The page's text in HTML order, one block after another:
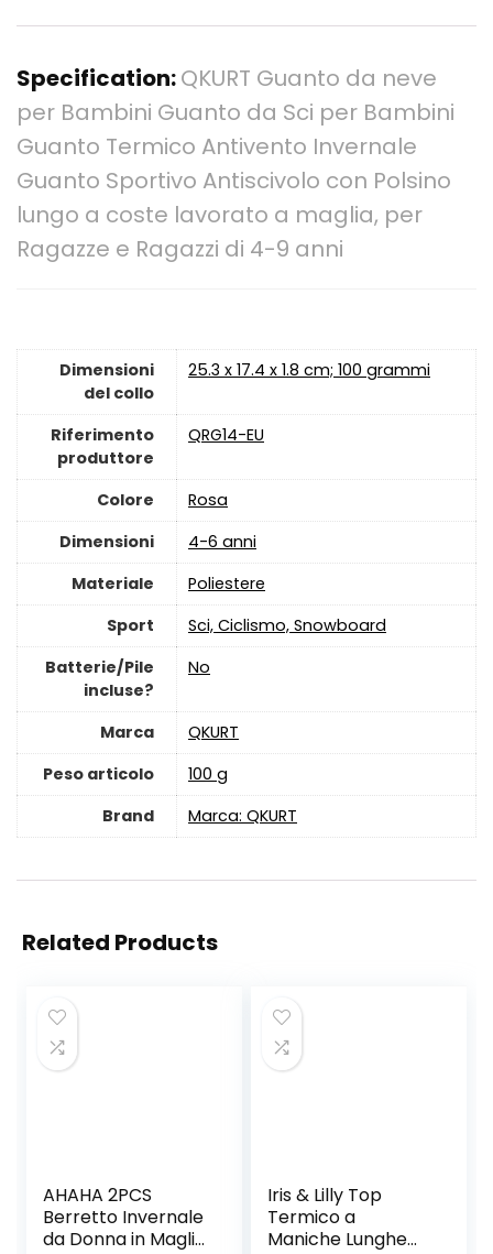
Specification:QKURT Guanto da neve
per Bambini Guanto da Sci per Bambini
Guanto Termico Antivento Invernale
Guanto Sportivo Antiscivolo con Polsino
lungo a coste lavorato a maglia, per
Ragazze e Ragazzi di 4-9 anni
Dimensioni
del collo
‎25.3 x 17.4 x 1.8 cm; 100 grammi
Riferimento
produttore
‎QRG14-EU
Colore
‎Rosa
Dimensioni
‎4-6 anni
Materiale
‎Poliestere
Sport
‎Sci, Ciclismo, Snowboard
Batterie/Pile
incluse?
‎No
Marca
‎QKURT
Peso articolo
‎100 g
Brand
Marca: QKURT
Related Products
AHAHA 2PCS
Berretto Invernale
da Donna in Maglia
Iris & Lilly Top
Termico a
Maniche Lunghe